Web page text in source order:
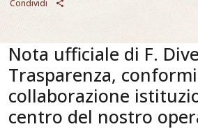
Condividi
Nota ufficiale di F.
Trasparenza,
collaborazione
centro del nostro